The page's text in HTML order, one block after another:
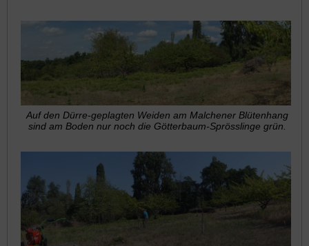
Auf den Dürre-geplagten Weiden am Malchener Blütenhang
sind am Boden nur noch die Götterbaum-Sprösslinge grün.